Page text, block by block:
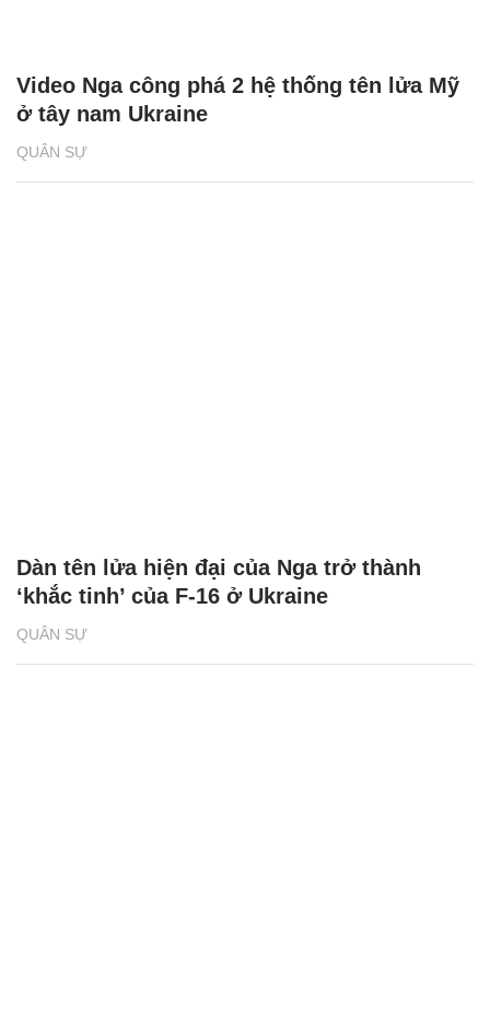
QUÂN SỰ
Video Nga công phá 2 hệ thống tên lửa Mỹ
ở tây nam Ukraine
QUÂN SỰ
Dàn tên lửa hiện đại của Nga trở thành
‘khắc tinh’ của F-16 ở Ukraine